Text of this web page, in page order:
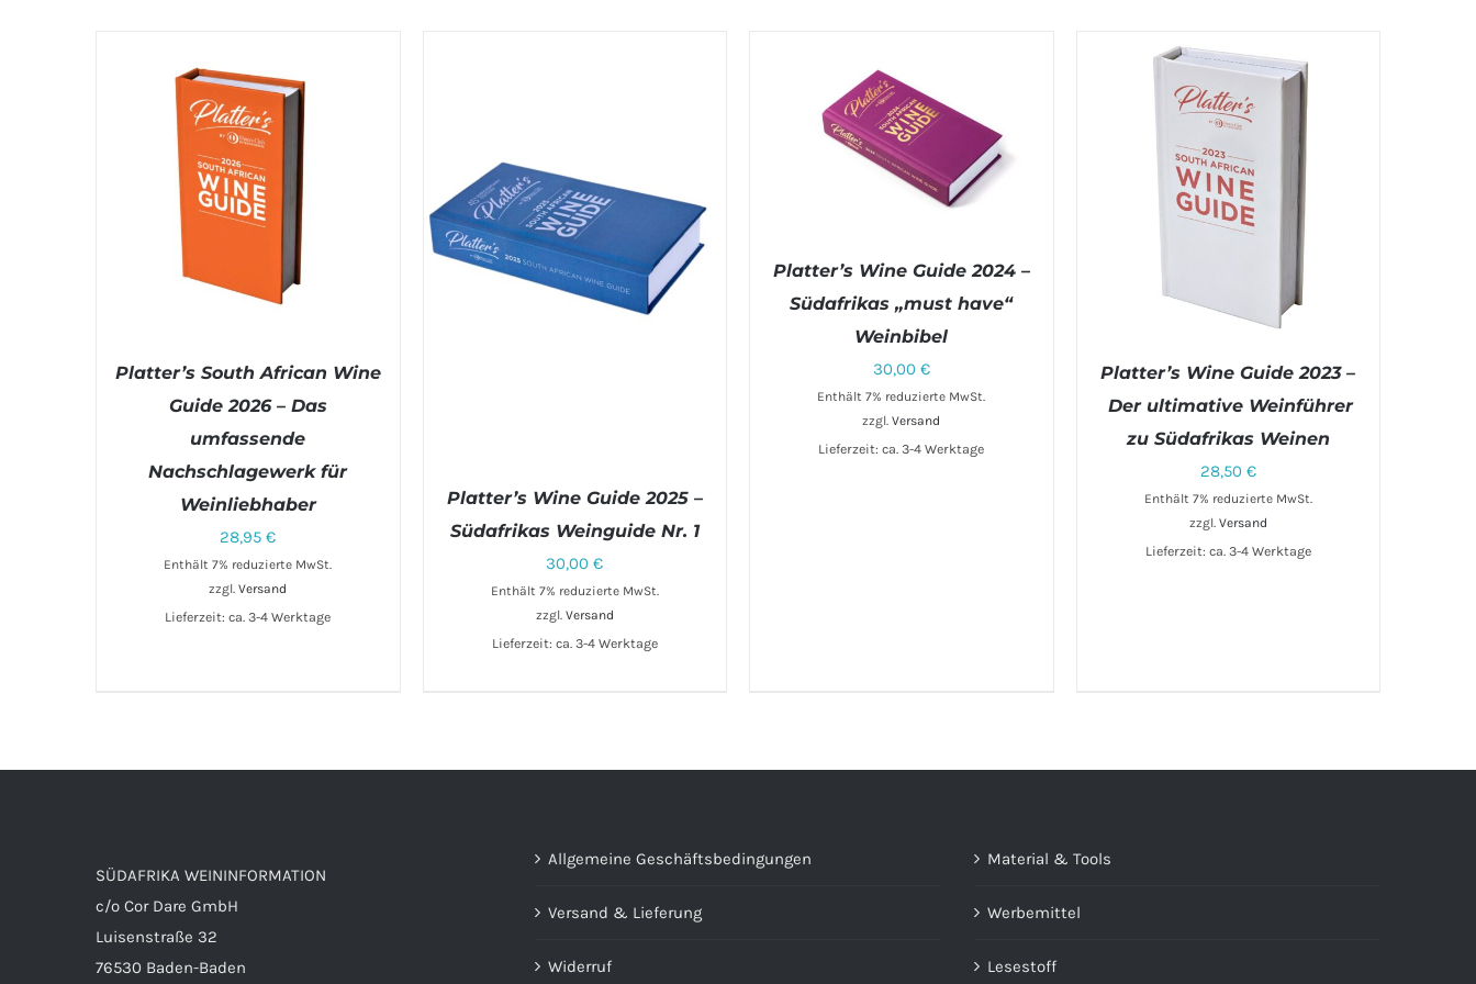
Platter’s South African Wine
Guide 2026 – Das
umfassende
Nachschlagewerk für
Weinliebhaber
28,95€
Enthält 7% reduzierte MwSt.
zzgl.Versand
Lieferzeit: ca. 3-4 Werktage
Platter’s Wine Guide 2025 –
Südafrikas Weinguide Nr. 1
30,00€
Enthält 7% reduzierte MwSt.
zzgl. Versand
Lieferzeit: ca. 3-4 Werktage
IN DEN WARENKORB /
Platter’s Wine Guide 2024 –
Südafrikas „must have“
Weinbibel
30,00 €
Enthält 7% reduzierte MwSt.
zzgl.Versand
Lieferzeit: ca. 3-4 Werktage
Platter’s Wine Guide 2023 –
Der ultimative Weinführer
zu Südafrikas Weinen
28,50 €
Enthält 7% reduzierte MwSt.
zzgl. Versand
Lieferzeit: ca. 3-4 Werktage
SÜDAFRIKA WEININFORMATION
c/o Cor Dare GmbH
Luisenstraße 32
76530 Baden-Baden
Allgemeine Geschäftsbedingungen
Versand & Lieferung
Widerruf
Material & Tools
Werbemittel
Lesestoff